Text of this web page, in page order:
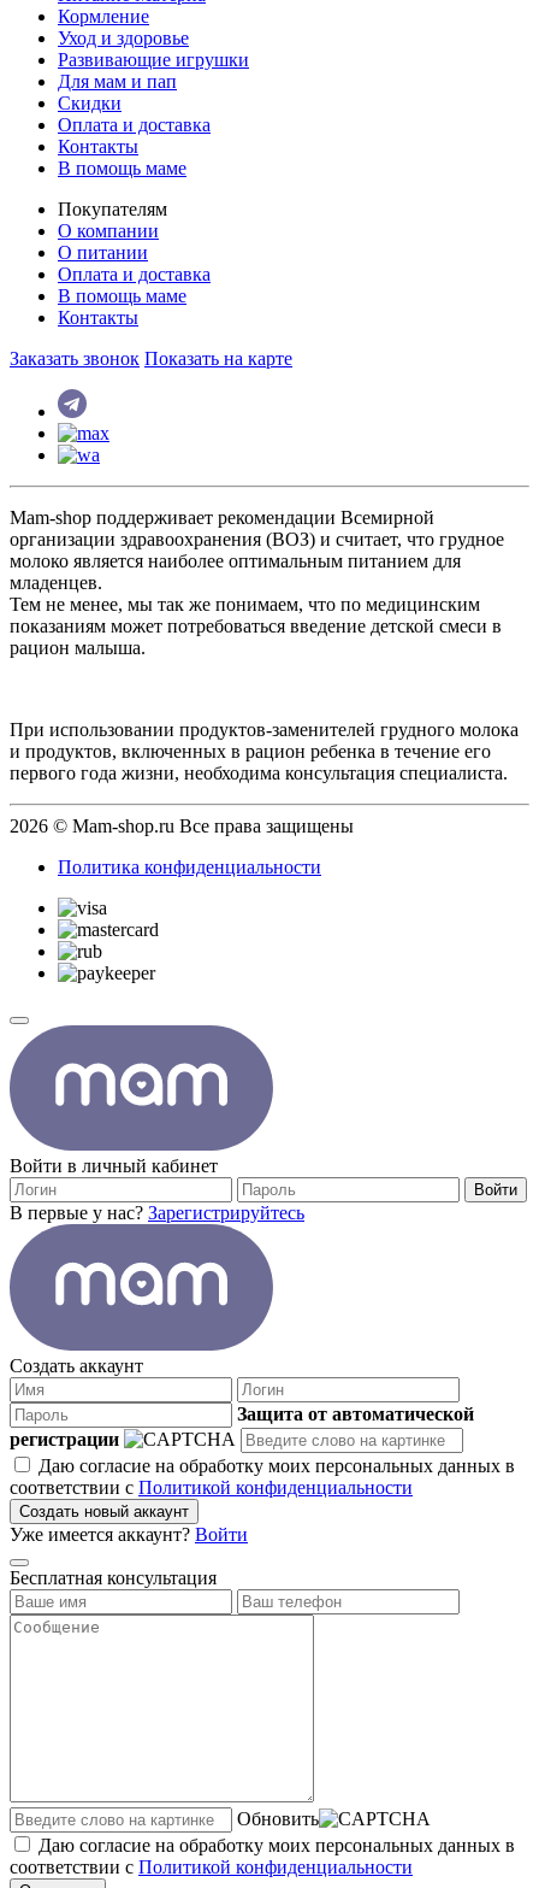
Кормление
Уход и здоровье
Развивающие игрушки
Для мам и пап
Скидки
Оплата и доставка
Контакты
В помощь маме
Покупателям
О компании
О питании
Оплата и доставка
В помощь маме
Контакты
Заказать звонок Показать на карте
Mam-shop поддерживает рекомендации Всемирной
организации здравоохранения (ВОЗ) и считает, что грудное
молоко является наиболее оптимальным питанием для
младенцев.
Тем не менее, мы так же понимаем, что по медицинским
показаниям может потребоваться введение детской смеси в
рацион малыша.
При использовании продуктов-заменителей грудного молока
и продуктов, включенных в рацион ребенка в течение его
первого года жизни, необходима консультация специалиста.
2026 © Mam-shop.ru Все права защищены
Политика конфиденциальности
Войти в личный кабинет
Войти
В первые у нас? Зарегистрируйтесь
Создать аккаунт
Защита от автоматической
регистрации
Даю согласие на обработку моих персональных данных в
соответствии с Политикой конфиденциальности
Создать новый аккаунт
Уже имеется аккаунт? Войти
Бесплатная консультация
Обновить
Даю согласие на обработку моих персональных данных в
соответствии с Политикой конфиденциальности